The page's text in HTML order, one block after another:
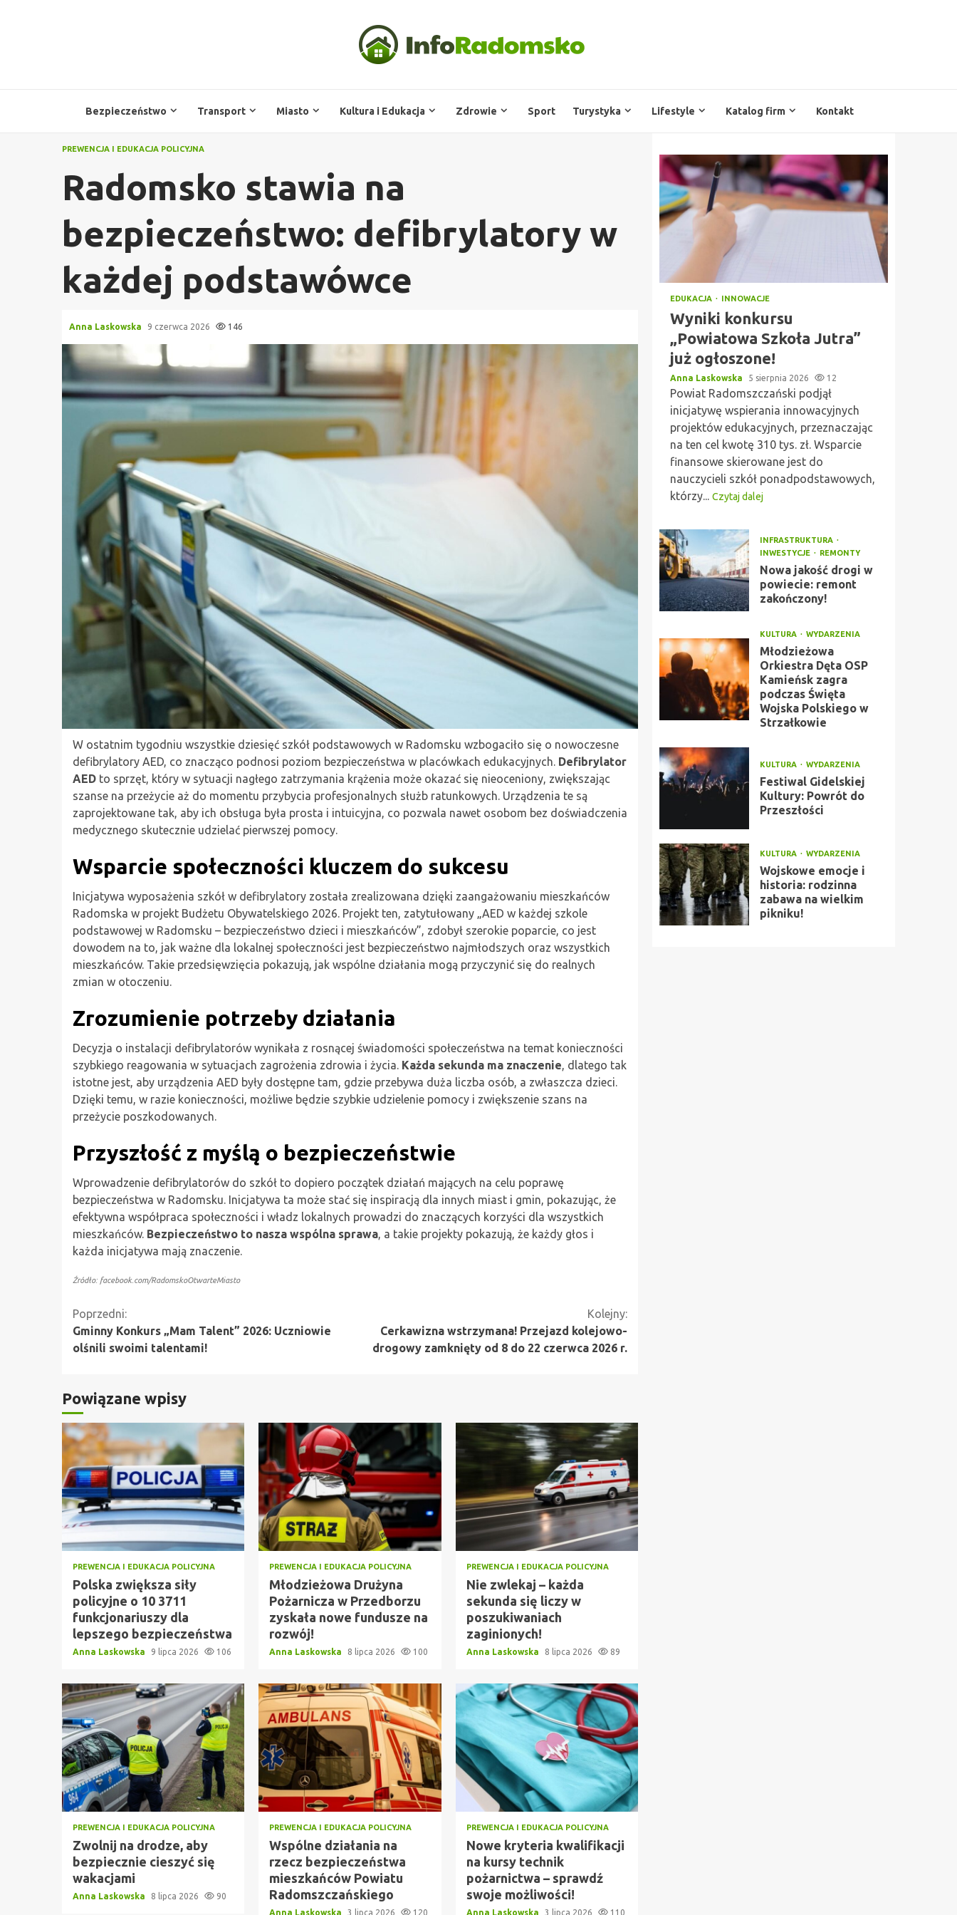
Bezpieczeństwo Transport Miasto Kultura i Edukacja Zdrowie Sport Turystyka Lifestyle Katalog firm Kontakt
PREWENCJA I EDUKACJA POLICYJNA
Radomsko stawia na
bezpieczeństwo: defibrylatory w
każdej podstawówce
Anna Laskowska 9 czerwca 2026 146
W ostatnim tygodniu wszystkie dziesięć szkół podstawowych w Radomsku wzbogaciło się o nowoczesne
defibrylatory AED, co znacząco podnosi poziom bezpieczeństwa w placówkach edukacyjnych. Defibrylator
AED to sprzęt, który w sytuacji nagłego zatrzymania krążenia może okazać się nieoceniony, zwiększając
szanse na przeżycie aż do momentu przybycia profesjonalnych służb ratunkowych. Urządzenia te są
zaprojektowane tak, aby ich obsługa była prosta i intuicyjna, co pozwala nawet osobom bez doświadczenia
medycznego skutecznie udzielać pierwszej pomocy.
Wsparcie społeczności kluczem do sukcesu
Inicjatywa wyposażenia szkół w defibrylatory została zrealizowana dzięki zaangażowaniu mieszkańców
Radomska w projekt Budżetu Obywatelskiego 2026. Projekt ten, zatytułowany „AED w każdej szkole
podstawowej w Radomsku – bezpieczeństwo dzieci i mieszkańców”, zdobył szerokie poparcie, co jest
dowodem na to, jak ważne dla lokalnej społeczności jest bezpieczeństwo najmłodszych oraz wszystkich
mieszkańców. Takie przedsięwzięcia pokazują, jak wspólne działania mogą przyczynić się do realnych
zmian w otoczeniu.
Zrozumienie potrzeby działania
Decyzja o instalacji defibrylatorów wynikała z rosnącej świadomości społeczeństwa na temat konieczności
szybkiego reagowania w sytuacjach zagrożenia zdrowia i życia. Każda sekunda ma znaczenie , dlatego tak
istotne jest, aby urządzenia AED były dostępne tam, gdzie przebywa duża liczba osób, a zwłaszcza dzieci.
Dzięki temu, w razie konieczności, możliwe będzie szybkie udzielenie pomocy i zwiększenie szans na
przeżycie poszkodowanych.
Przyszłość z myślą o bezpieczeństwie
Wprowadzenie defibrylatorów do szkół to dopiero początek działań mających na celu poprawę
bezpieczeństwa w Radomsku. Inicjatywa ta może stać się inspiracją dla innych miast i gmin, pokazując, że
efektywna współpraca społeczności i władz lokalnych prowadzi do znaczących korzyści dla wszystkich
mieszkańców. Bezpieczeństwo to nasza wspólna sprawa , a takie projekty pokazują, że każdy głos i
każda inicjatywa mają znaczenie.
Źródło: facebook.com/RadomskoOtwarteMiasto
Kontynuuj
czytanie
Poprzedni:
Gminny Konkurs „Mam Talent” 2026: Uczniowie
olśnili swoimi talentami!
Kolejny:
Cerkawizna wstrzymana! Przejazd kolejowo-
drogowy zamknięty od 8 do 22 czerwca 2026 r.
Powiązane wpisy
PREWENCJA I EDUKACJA POLICYJNA
Polska zwiększa siły
policyjne o 10 3711
funkcjonariuszy dla
lepszego bezpieczeństwa
Anna Laskowska 9 lipca 2026 106
PREWENCJA I EDUKACJA POLICYJNA
Młodzieżowa Drużyna
Pożarnicza w Przedborzu
zyskała nowe fundusze na
rozwój!
Anna Laskowska 8 lipca 2026 100
PREWENCJA I EDUKACJA POLICYJNA
Nie zwlekaj – każda
sekunda się liczy w
poszukiwaniach
zaginionych!
Anna Laskowska 8 lipca 2026 89
PREWENCJA I EDUKACJA POLICYJNA
Zwolnij na drodze, aby
bezpiecznie cieszyć się
wakacjami
Anna Laskowska 8 lipca 2026 90
PREWENCJA I EDUKACJA POLICYJNA
Wspólne działania na
rzecz bezpieczeństwa
mieszkańców Powiatu
Radomszczańskiego
Anna Laskowska 3 lipca 2026 120
PREWENCJA I EDUKACJA POLICYJNA
Nowe kryteria kwalifikacji
na kursy technik
pożarnictwa – sprawdź
swoje możliwości!
Anna Laskowska 3 lipca 2026 110
EDUKACJA INNOWACJE
Wyniki konkursu
„Powiatowa Szkoła Jutra”
już ogłoszone!
Anna Laskowska 5 sierpnia 2026 12
Powiat Radomszczański podjął
inicjatywę wspierania innowacyjnych
projektów edukacyjnych, przeznaczając
na ten cel kwotę 310 tys. zł. Wsparcie
finansowe skierowane jest do
nauczycieli szkół ponadpodstawowych,
którzy... Czytaj dalej
INFRASTRUKTURA
INWESTYCJE
REMONTY
Nowa jakość drogi w
powiecie: remont
zakończony!
KULTURA WYDARZENIA
Młodzieżowa
Orkiestra Dęta OSP
Kamieńsk zagra
podczas Święta
Wojska Polskiego w
Strzałkowie
KULTURA WYDARZENIA
Festiwal Gidelskiej
Kultury: Powrót do
Przeszłości
KULTURA WYDARZENIA
Wojskowe emocje i
historia: rodzinna
zabawa na wielkim
pikniku!